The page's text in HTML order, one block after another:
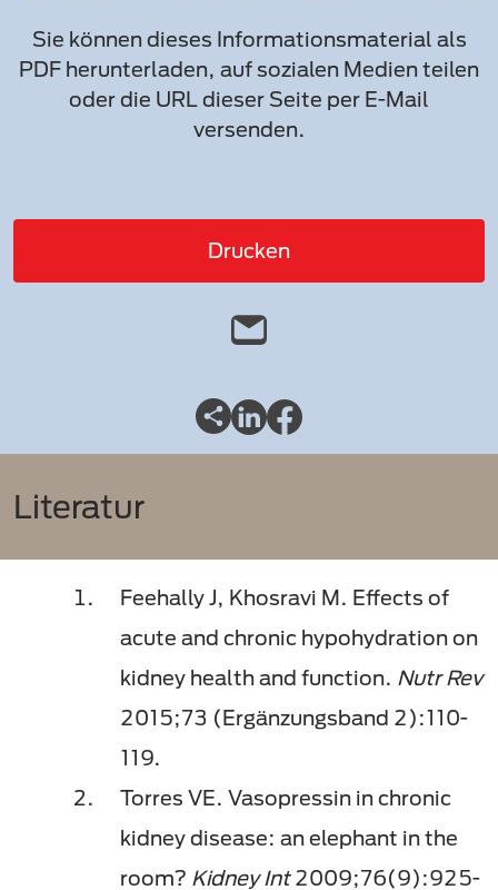
Sie können dieses Informationsmaterial als
PDF herunterladen, auf sozialen Medien teilen
oder die URL dieser Seite per E-Mail
versenden.
Drucken
Literatur
Feehally J, Khosravi M. Effects of
acute and chronic hypohydration on
kidney health and function. Nutr Rev
2015;73 (Ergänzungsband 2):110-
119.
Torres VE. Vasopressin in chronic
kidney disease: an elephant in the
room? Kidney Int2009;76(9):925-